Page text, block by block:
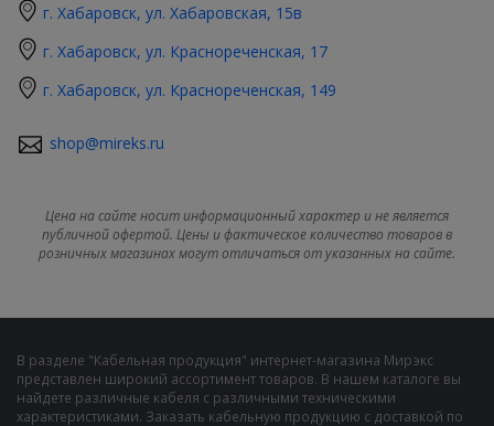
г. Хабаровск, ул. Хабаровская, 15в
г. Хабаровск, ул. Краснореченская, 17
г. Хабаровск, ул. Краснореченская, 149
shop@mireks.ru
Цена на сайте носит информационный характер и не является
публичной офертой. Цены и фактическое количество товаров в
розничных магазинах могут отличаться от указанных на сайте.
В разделе "Кабельная продукция" интернет-магазина Мирэкс
представлен широкий ассортимент товаров. В нашем каталоге вы
найдете различные кабеля с различными техническими
характеристиками. Заказать кабельную продукцию с доставкой по